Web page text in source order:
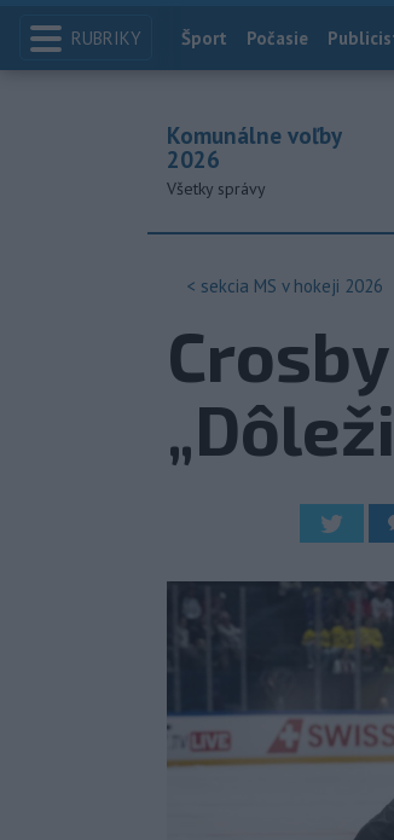
RUBRIKY Index
Šport Počasie
Komunálne voľby
2026
Všetky správy
< sekcia MS v hokeji 2026